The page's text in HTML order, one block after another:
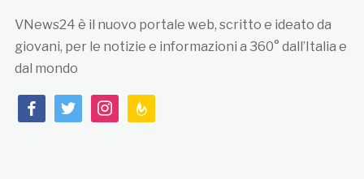
VNews24 è il nuovo portale web, scritto e ideato da
giovani, per le notizie e informazioni a 360° dall’Italia e
dal mondo
facebooktwitterinstagramfeedburner